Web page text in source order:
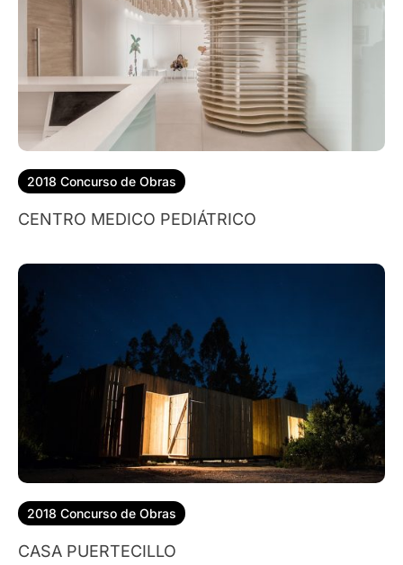
2018 Concurso de Obras
CENTRO MEDICO PEDIÁTRICO
2018 Concurso de Obras
CASA PUERTECILLO